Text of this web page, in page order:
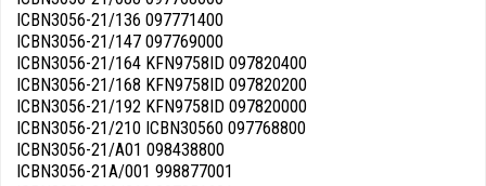
ICBN3056-21/136 097771400
ICBN3056-21/147 097769000
ICBN3056-21/164 KFN9758ID 097820400
ICBN3056-21/168 KFN9758ID 097820200
ICBN3056-21/192 KFN9758ID 097820000
ICBN3056-21/210 ICBN30560 097768800
ICBN3056-21/A01 098438800
ICBN3056-21A/001 998877001